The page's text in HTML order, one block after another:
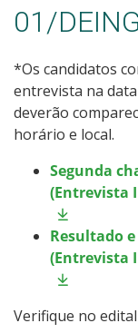
Resultados
Calendário de
Processos
01/
*Os candidatos
entrevista na
deverão
horário e local.
Segunda
(Entrevista
Resultado
(Entrevista
Verifique no